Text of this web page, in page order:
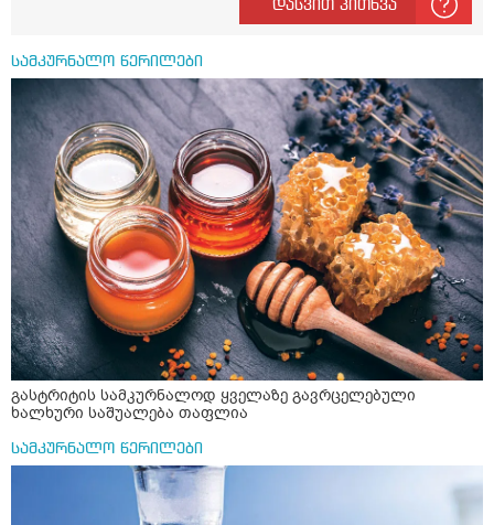
მისგან ეს ტოქსიკური ურთიერთობა დავასრულე ეხლა
არვიცი ბოდიში ცოყა არულად მიწერია
დასვით კითხვა
სამკურნალო წერილები
გასტრიტის სამკურნალოდ ყველაზე გავრცელებული
ხალხური საშუალება თაფლია
სამკურნალო წერილები